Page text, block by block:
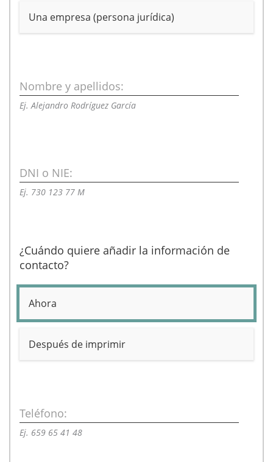
Una empresa (persona jurídica)
Nombre y apellidos:
Ej. Alejandro Rodríguez García
DNI o NIE:
Ej. 730 123 77 M
¿Cuándo quiere añadir la información de
contacto?
Ahora
Después de imprimir
Teléfono:
Ej. 659 65 41 48